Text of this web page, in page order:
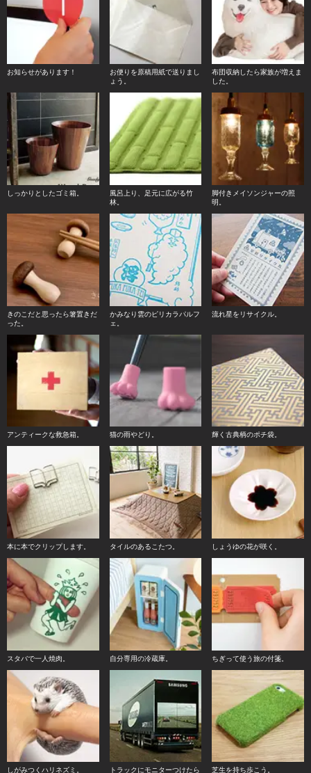
お知らせがあります！
お便りを原稿用紙で送りまし
ょう。
布団収納したら家族が増えま
した。
しっかりとしたゴミ箱。
風呂上り、足元に広がる竹
林。
脚付きメイソンジャーの照
明。
きのこだと思ったら箸置きだ
った。
かみなり雲のピリカラパルフ
ェ。
流れ星をリサイクル。
アンティークな救急箱。 猫の雨やどり。 輝く古典柄のポチ袋。
本に本でクリップします。 タイルのあるこたつ。 しょうゆの花が咲く。
スタバで一人焼肉。 自分専用の冷蔵庫。 ちぎって使う旅の付箋。
しがみつくハリネズミ。 トラックにモニターつけたら 芝生を持ち歩こう。